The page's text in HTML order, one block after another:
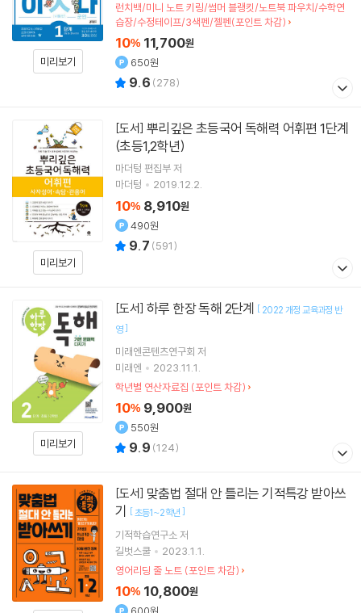
미리보기
런치백/미니 노트 키링/썸머 블랭킷/노트북 파우치/수학연
습장/수정테이프/3색펜/젤펜(포인트 차감)
10% 11,700원
650원
9.6 (278)
미리보기
[도서]
(초등1,2학년)
마더텅 편집부 저
마더텅
2019.12.2.
10% 8,910원
490원
9.7 (591)
미리보기
[도서] 하루 한장 독해 2단계 [ 2022 개정 교육과정 반
영]
미래엔콘텐츠연구회 저
미래엔
2023.11.1.
학년별 연산자료집 (포인트 차감)
10% 9,900원
550원
9.9 (124)
[도서]
기 [초등1~2학년 ]
기적학습연구소 저
길벗스쿨
2023.1.1.
영어리딩 줄 노트 (포인트 차감)
10% 10,800원